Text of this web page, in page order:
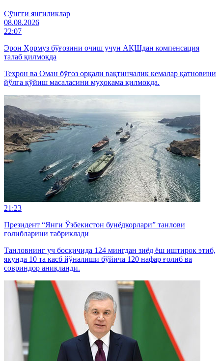
Cўнгги янгиликлар
08.08.2026
22:07
Эрон Ҳормуз бўғозини очиш учун АҚШдан компенсация
талаб қилмоқда
Теҳрон ва Оман бўғоз орқали вақтинчалик кемалар қатновини
йўлга қўйиш масаласини муҳокама қилмоқда.
21:23
Президент “Янги Ўзбекистон бунёдкорлари” танлови
ғолибларини табриклади
Танловнинг уч босқичида 124 мингдан зиёд ёш иштирок этиб,
якунда 10 та касб йўналиши бўйича 120 нафар ғолиб ва
совриндор аниқланди.